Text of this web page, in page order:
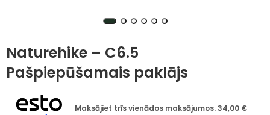
Naturehike – C6.5
Pašpiepūšamais paklājs
Maksājiet trīs vienādos maksājumos.34,00 €